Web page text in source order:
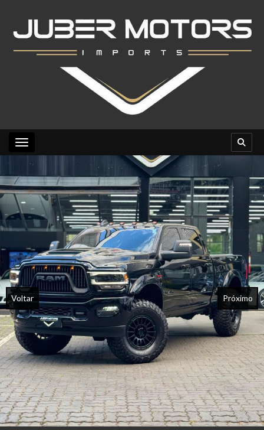
Toggle navigation
Voltar Próximo